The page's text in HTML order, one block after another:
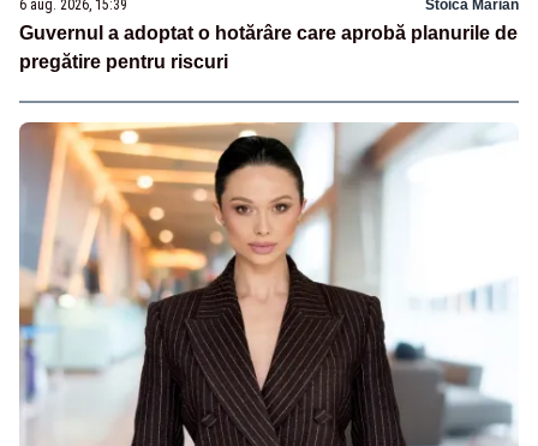
6 aug. 2026, 15:39 Stoica Marian
Guvernul a adoptat o hotărâre care aprobă planurile de
pregătire pentru riscuri